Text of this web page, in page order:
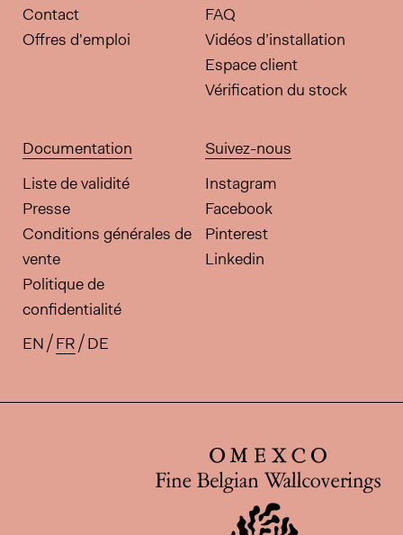
Contact
Offres d'emploi
FAQ
Vidéos d’installation
Espace client
Vérification du stock
Documentation
Liste de validité
Presse
Conditions générales de
vente
Politique de
confidentialité
Suivez-nous
Instagram
Facebook
Pinterest
Linkedin
Traductions disponibles pour
EN FR DE